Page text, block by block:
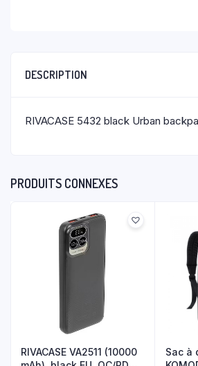
DESCRIPTION
RIVACASE 5432 black Urban
PRODUITS CONNEXES
RIVACASE VA2511 (10000
Sac à